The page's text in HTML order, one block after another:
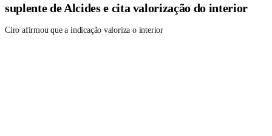
suplente de Alcides e cita valorização do interior
Ciro afirmou que a indicação valoriza o interior